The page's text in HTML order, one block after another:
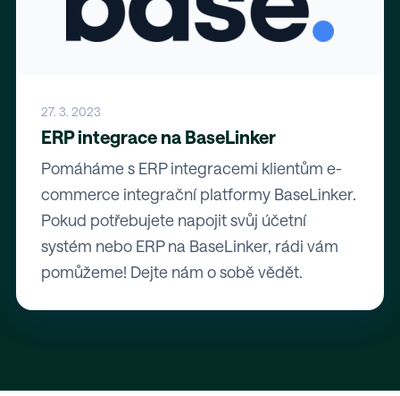
27. 3. 2023
ERP integrace na BaseLinker
Pomáháme s ERP integracemi klientům e-
commerce integrační platformy BaseLinker.
Pokud potřebujete napojit svůj účetní
systém nebo ERP na BaseLinker, rádi vám
pomůžeme! Dejte nám o sobě vědět.